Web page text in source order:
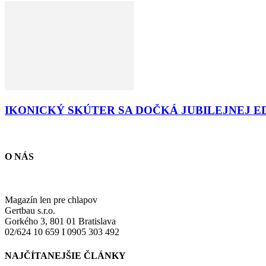
IKONICKÝ SKÚTER SA DOČKÁ JUBILEJNEJ
O NÁS
Magazín len pre chlapov
Gertbau s.r.o.
Gorkého 3, 801 01 Bratislava
02/624 10 659 I 0905 303 492
NAJČÍTANEJŠIE ČLÁNKY